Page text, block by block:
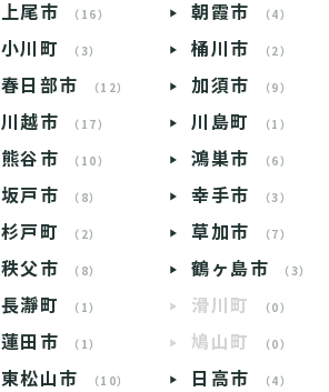
上尾市 （16） 朝霞市 （4）
小川町 （3） 桶川市 （2）
春日部市 （12） 加須市 （9）
川越市 （17） 川島町 （1）
熊谷市 （10） 鴻巣市 （6）
坂戸市 （8） 幸手市 （3）
杉戸町 （2） 草加市 （7）
秩父市 （8） 鶴ヶ島市 （3）
長瀞町 （1） 滑川町 （0）
蓮田市 （1） 鳩山町 （0）
東松山市 （10） 日高市 （4）